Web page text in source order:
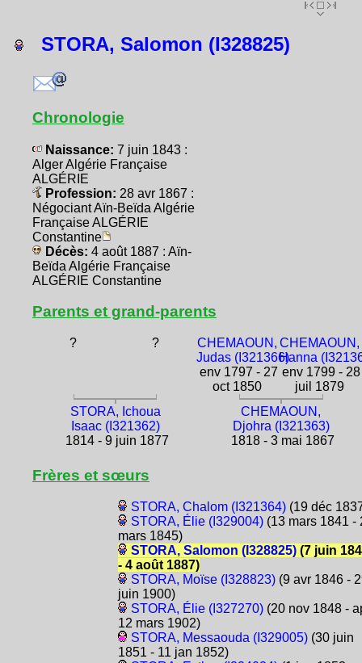
STORA, Salomon (I328825)
Chronologie
Naissance: 7 juin 1843 :
Alger Algérie Française
ALGÉRIE
Profession: 28 avr 1867 :
Négociant Aïn-Beïda Algérie
Française ALGÉRIE
Constantine
Décès: 4 août 1887 : Aïn-
Beïda Algérie Française
ALGÉRIE Constantine
Parents et grand-parents
? ?
CHEMAOUN,
Judas (I321366)
env 1797 - 27
oct 1850
CHEMAOUN,
Hanna
env 1799 - 28
juil 1879
STORA, Ichoua
Isaac (I321362)
1814 - 9 juin 1877
CHEMAOUN,
Djohra (I321363)
1818 - 3 mai 1867
Frères et sœurs
STORA, Chalom (I321364)(19 déc
STORA, Élie (I329004)(13 mars 1841 -
mars 1845)
STORA, Salomon (I328825)(7 juin
- 4 août 1887)
STORA, Moïse (I328823)(9 avr 1846 -
juin 1900)
STORA, Élie (I327270)(20 nov 1848 -
12 mars 1902)
STORA, Messaouda (I329005)(30 juin
1851 - 11 jan 1852)